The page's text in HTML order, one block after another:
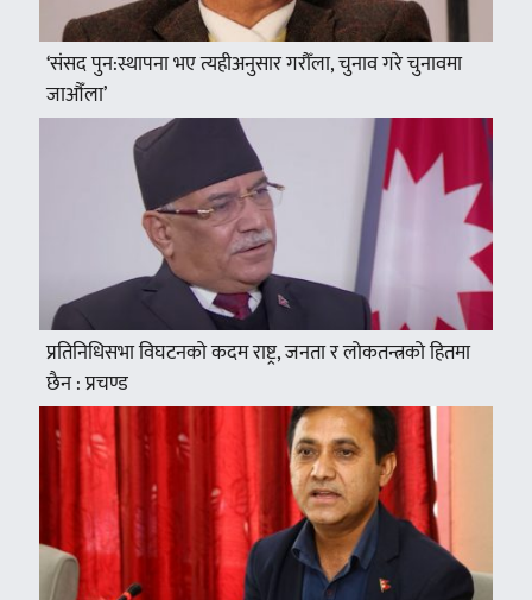
‘संसद पुन:स्थापना भए त्यहीअनुसार गरौँला, चुनाव गरे चुनावमा
जाऔँला’
प्रतिनिधिसभा विघटनको कदम राष्ट्र, जनता र लोकतन्त्रको हितमा
छैन : प्रचण्ड